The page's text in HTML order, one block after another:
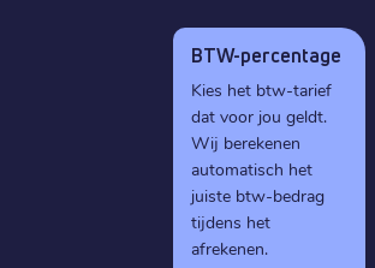
BTW-percentage
Kies het btw-tarief
dat voor jou geldt.
Wij berekenen
automatisch het
juiste btw-bedrag
tijdens het
afrekenen.